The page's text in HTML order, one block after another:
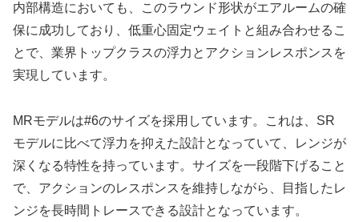
内部構造においても、このラウンド形状がエアルームの確
保に成功しており、低重心固定ウェイトと組み合わせるこ
とで、業界トップクラスの浮力とアクションレスポンスを
実現しています。
MRモデルは#6のサイズを採用しています。これは、SR
モデルに比べて浮力を抑えた設計となっていて、レンジが
深くなる特性を持っています。サイズを一段階下げること
で、アクションのレスポンスを維持しながら、目指したレ
ンジを長時間トレースできる設計となっています。